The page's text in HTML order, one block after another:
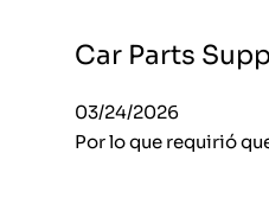
Car Parts
03/24/2026
Por lo que requirió